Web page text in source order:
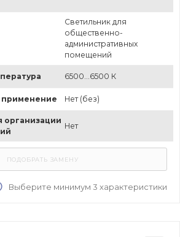
Светильник для
общественно-
административных
помещений
6500...6500 К
Нет (без)
организации
Нет
Выберите минимум 3 характеристики